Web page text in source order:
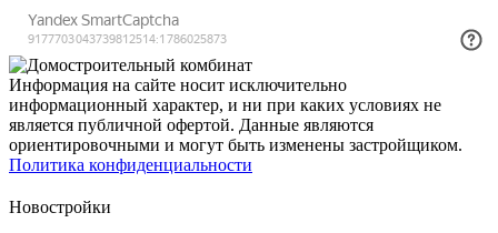
Информация на сайте носит исключительно
информационный характер, и ни при каких условиях не
является публичной офертой. Данные являются
ориентировочными и могут быть изменены застройщиком.
Политика конфиденциальности
Новостройки